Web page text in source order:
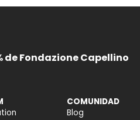
Fondazione Capellino
COMUNIDAD
Blog